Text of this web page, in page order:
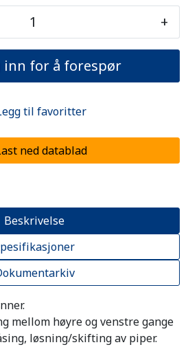
+
inn for å forespør
til favoritter
ned datablad
Beskrivelse
mellom høyre og venstre gange
løsning/skifting av piper.